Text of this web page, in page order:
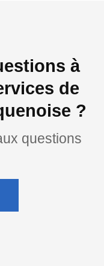
à
de
?
questions